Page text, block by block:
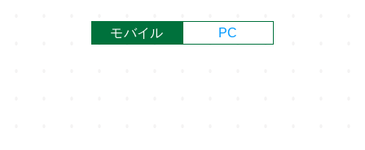
モバイル PC